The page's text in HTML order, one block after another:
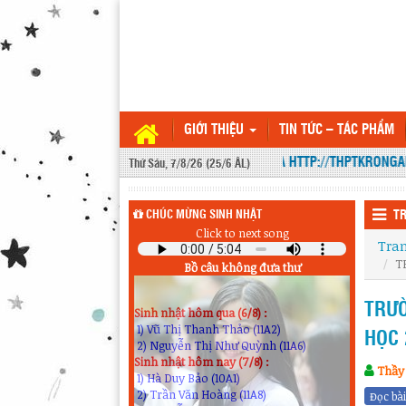
GIỚI THIỆU TIN TỨC – TÁC PHẨM
Thứ Sáu, 7/8/26 (25/6 ÂL)
WEBSITE THPT KRÔNG ANA HTTP://THPTKRONGANA.EDU.VN
CHÚC MỪNG SINH NHẬT
Click to next song
Bồ câu không đưa thư
Sinh nhật hôm qua (6/8) :
1) Vũ Thị Thanh Thảo (11A2)
2) Nguyễn Thị Như Quỳnh (11A6)
Sinh nhật hôm nay (7/8) :
1) Hà Duy Bảo (10A1)
2) Trần Văn Hoàng (11A8)
3) Nguyễn Anh Khoa (12A5)
Sinh nhật ngày mai (8/8) :
1) Lê Ngọc Huyền (10A9)
2) Nguyễn Quốc Quân (11A6)
Thầy
Đọc